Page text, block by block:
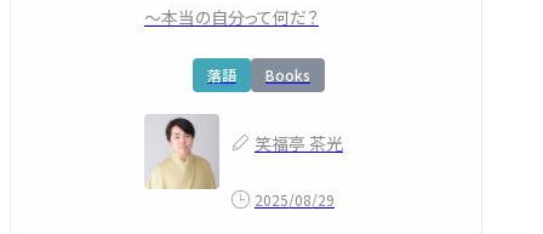
～本当の自分って何だ？
落語 Books
笑福亭 茶光
2025/08/29